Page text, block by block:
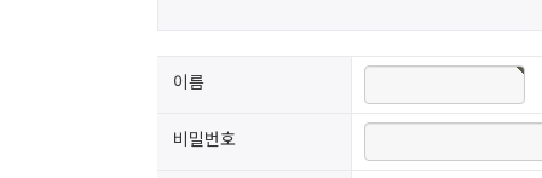
이름
비밀번호